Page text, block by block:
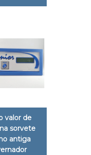
valor de
sorvete
antiga